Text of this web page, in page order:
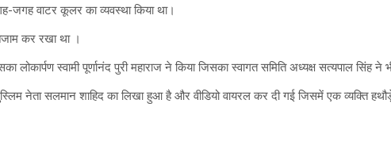
जगह वाटर कूलर का व्यवस्था किया था।
कर रखा था ।
स्वामी पूर्णानंद पुरी महाराज ने किया जिसका स्वागत समिति अध्यक्ष सत्यपाल सिंह ने
नेता सलमान शाहिद का लिखा हुआ है और वीडियो वायरल कर दी गई जिसमें एक व्यक्ति